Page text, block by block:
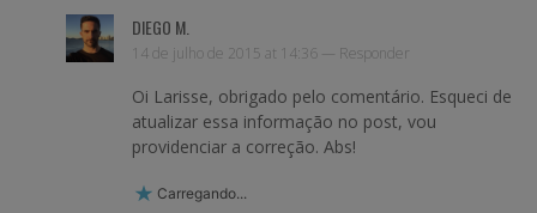
DIEGO M.
14 de julho de 2015 at 14:36 — Responder
Oi Larisse, obrigado pelo comentário. Esqueci de
atualizar essa informação no post, vou
providenciar a correção. Abs!
Carregando...